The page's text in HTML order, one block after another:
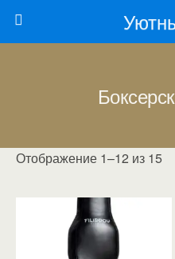
Отображение 1–12 из 15